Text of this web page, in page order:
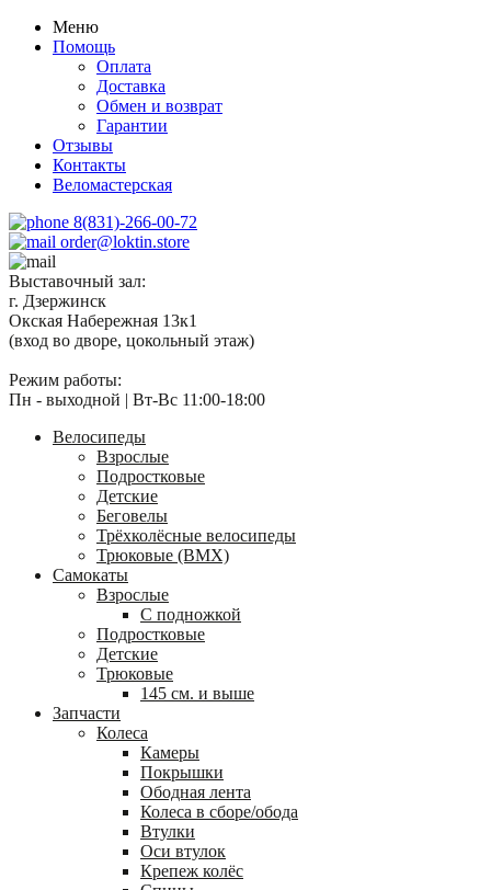
Меню
Помощь
Оплата
Доставка
Обмен и возврат
Гарантии
Отзывы
Контакты
Веломастерская
8(831)-266-00-72
order@loktin.store
Выставочный зал:
г. Дзержинск
Окская Набережная 13к1
(вход во дворе, цокольный этаж)
Режим работы:
Пн - выходной | Вт-Вс 11:00-18:00
Велосипеды
Взрослые
Подростковые
Детские
Беговелы
Трёхколёсные велосипеды
Трюковые (BMX)
Самокаты
Взрослые
С подножкой
Подростковые
Детские
Трюковые
145 см. и выше
Запчасти
Колеса
Камеры
Покрышки
Ободная лента
Колеса в сборе/обода
Втулки
Оси втулок
Крепеж колёс